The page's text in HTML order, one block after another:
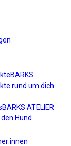
BARKS
rund um dich
BARKS ATELIER
Hund.